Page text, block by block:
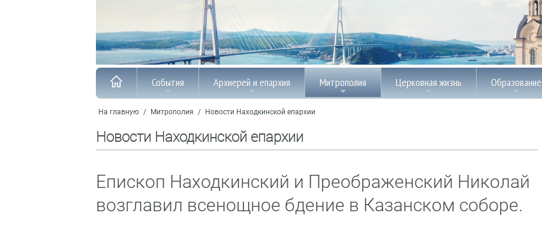
События Архиерей и епархия Митрополия Церковная жизнь Образование
На главную / Митрополия / Новости Находкинской епархии
Новости Находкинской епархии
Епископ Находкинский и Преображенский Николай
возглавил всенощное бдение в Казанском соборе.